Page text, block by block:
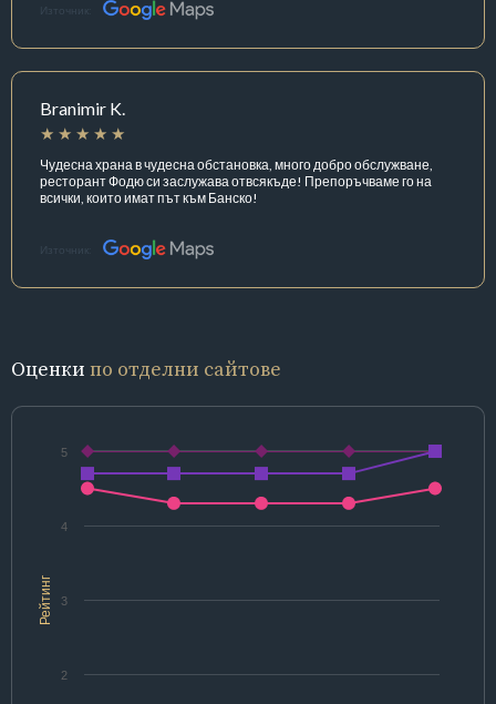
Източник:
Branimir K.
Чудесна храна в чудесна обстановка, много добро обслужване,
ресторант Фодю си заслужава отвсякъде! Препоръчваме го на
всички, които имат път към Банско!
Източник:
Оценки по отделни сайтове
Рейтинг
2
3
4
5